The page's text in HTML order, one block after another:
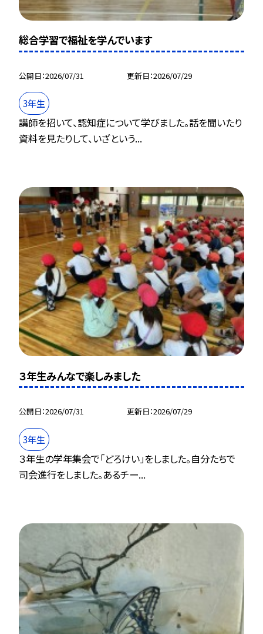
総合学習で福祉を学んでいます
公開日 2026/07/31 更新日 2026/07/29
3年生
講師を招いて、認知症について学びました。話を聞いたり
資料を見たりして、いざという...
３年生みんなで楽しみました
公開日 2026/07/31 更新日 2026/07/29
3年生
３年生の学年集会で「どろけい」をしました。自分たちで
司会進行をしました。あるチー...